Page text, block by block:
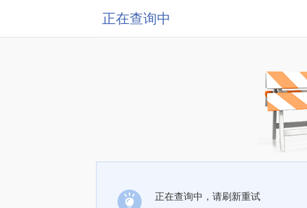
正在查询中
正在查询中，请刷新重试